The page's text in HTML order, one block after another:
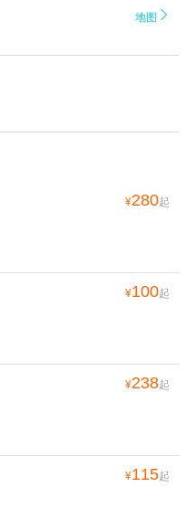
地图 
¥280起
¥100起
¥238起
¥115起